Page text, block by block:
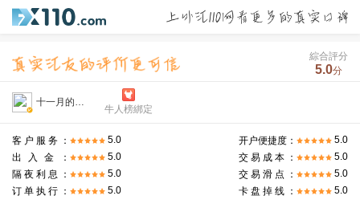
綜合評分
5.0分
十一月的肖邦
牛人榜綁定
客户服务： 5.0 开户便捷度：
5.0
出入金：
5.0 交易成本：
5.0
隔夜利息：
5.0 交易滑点：
5.0
订单执行：
5.0 卡盘掉线： 5.0